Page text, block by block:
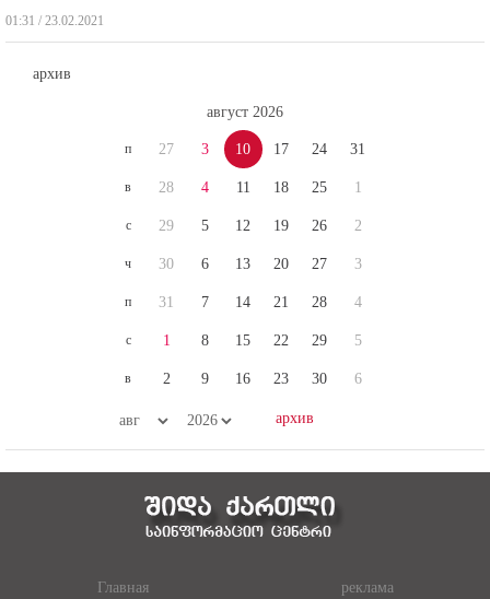
01:31 / 23.02.2021
архив
август 2026
п
в
с
ч
п
с
в
27
28
29
30
31
1
2
3
4
5
6
7
8
9
10
11
12
13
14
15
16
17
18
19
20
21
22
23
24
25
26
27
28
29
30
31
1
2
3
4
5
6
Главная реклама